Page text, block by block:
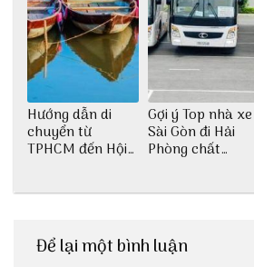
Hướng dẫn di
chuyển từ
TPHCM đến Hội
Gợi ý Top nhà xe
Sài Gòn đi Hải
Phòng chất
Để lại một bình luận